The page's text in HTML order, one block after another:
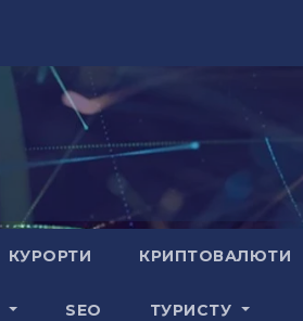
КУРОРТИ КРИПТОВАЛЮТИ
SEO ТУРИСТУ